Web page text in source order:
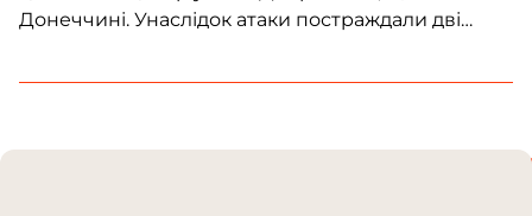
Донеччині. Унаслідок атаки постраждали дві